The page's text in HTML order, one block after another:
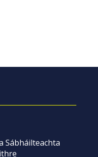
Sábháilteachta